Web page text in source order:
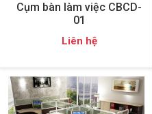
Cụm bàn làm việc CBCD-
01
Liên hệ